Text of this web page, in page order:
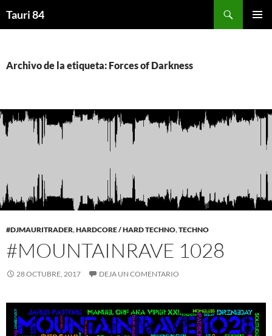
Tauri 84
Archivo de la etiqueta: Forces of Darkness
#DJMAURITRADER,HARDCORE / HARD TECHNO,TECHNO
#MOUNTAINRAVE 1028
28 OCTUBRE, 2017 DEJA UN COMENTARIO